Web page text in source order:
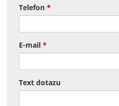
Telefon *
E-mail *
Text dotazu